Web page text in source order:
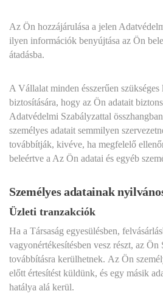
Az Ön hozzájárulása a jelen
ilyen információk benyújtása az Ön
átadásba.
A Vállalat minden ésszerűen szükséges
biztosítására, hogy az Ön adatait
Adatvédelmi Szabályzattal
személyes adatait semmilyen
továbbítják, kivéve, ha megfelelő
beleértve a Az Ön adatai és egyéb
Személyes adatainak
Üzleti tranzakciók
Ha a Társaság egyesülésben,
vagyonértékesítésben vesz részt, az Ön
továbbításra kerülhetnek. Az Ön
előtt értesítést küldünk, és egy másik
hatálya alá kerül.